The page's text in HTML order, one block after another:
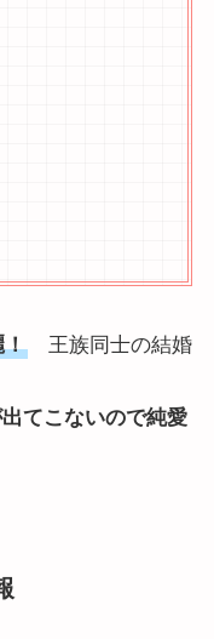
！王族同士の結婚
てこないので純愛